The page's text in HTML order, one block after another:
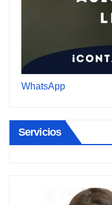
WhatsApp
Servicios